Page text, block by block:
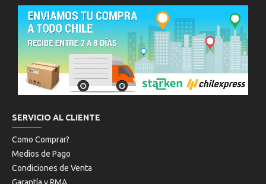
SERVICIO AL CLIENTE
Como Comprar?
Medios de Pago
Condiciones de Venta